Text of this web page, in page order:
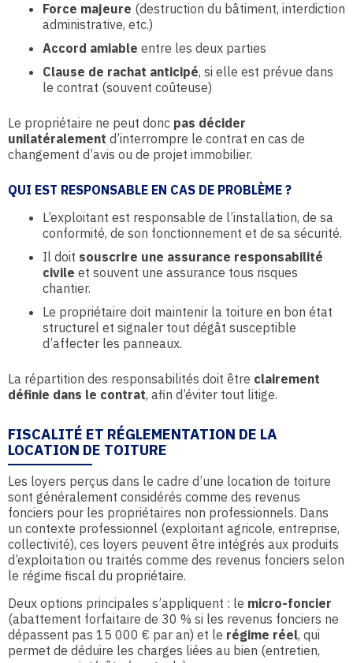
Force majeure (destruction du bâtiment, interdiction
administrative, etc.)
Accord amiable entre les deux parties
Clause de rachat anticipé, si elle est prévue dans
le contrat (souvent coûteuse)
Le propriétaire ne peut donc pas décider
unilatéralement d’interrompre le contrat en cas de
changement d’avis ou de projet immobilier.
QUI EST RESPONSABLE EN CAS DE PROBLÈME ?
L’exploitant est responsable de l’installation, de sa
conformité, de son fonctionnement et de sa sécurité.
Il doit souscrire une assurance responsabilité
civile et souvent une assurance tous risques
chantier.
Le propriétaire doit maintenir la toiture en bon état
structurel et signaler tout dégât susceptible
d’affecter les panneaux.
La répartition des responsabilités doit être clairement
définie dans le contrat, afin d’éviter tout litige.
FISCALITÉ ET RÉGLEMENTATION DE LA
LOCATION DE TOITURE
Les loyers perçus dans le cadre d’une location de toiture
sont généralement considérés comme des revenus
fonciers pour les propriétaires non professionnels. Dans
un contexte professionnel (exploitant agricole, entreprise,
collectivité), ces loyers peuvent être intégrés aux produits
d’exploitation ou traités comme des revenus fonciers selon
le régime fiscal du propriétaire.
Deux options principales s’appliquent : le micro-foncier
(abattement forfaitaire de 30 % si les revenus fonciers ne
dépassent pas 15 000 € par an) et le régime réel, qui
permet de déduire les charges liées au bien (entretien,